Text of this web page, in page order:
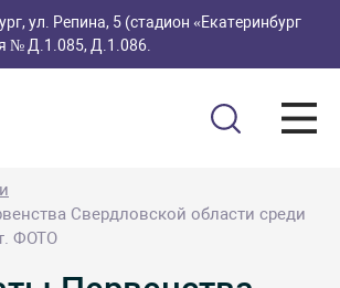
ул. Репина, 5 (стадион «Екатеринбург
№ Д.1.085, Д.1.086.
Свердловской области среди
ФОТО